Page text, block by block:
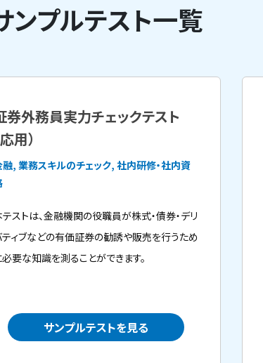
ンプルテスト一覧
券外務員実力チェックテスト
応用）
融, 業務スキルのチェック, 社内研修・社内資
ストは、金融機関の役職員が株式・債券・デリ
ティブなどの有価証券の勧誘や販売を行うため
必要な知識を測ることができます。
サンプルテストを見る